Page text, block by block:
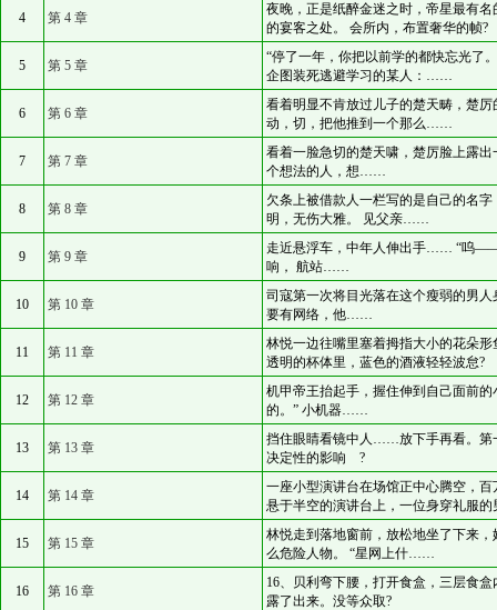
4 第 4 章
夜晚，正是纸醉金迷之时，帝星最有
的宴客之处。 会所内，布置奢华的帧?
5 第 5 章
“停了一年，你把以前学的都快忘光了
企图装死逃避学习的某人：……
6 第 6 章
看着明显不肯放过儿子的楚天畴，楚
动，切，把他推到一个那么……
7 第 7 章
看着一脸急切的楚天啸，楚厉脸上露
个想法的人，想……
8 第 8 章
欠条上被借款人一栏写的是自己的名
明，无伤大雅。 见父亲……
9 第 9 章
走近悬浮车，中年人伸出手…… “呜
响， 航站……
10 第 10 章
司寇第一次将目光落在这个瘦弱的男人
要有网络，他……
11 第 11 章
林悦一边往嘴里塞着拇指大小的花朵
透明的杯体里，蓝色的酒液轻轻波怠?
12 第 12 章
机甲帝王抬起手，握住伸到自己面前
的。” 小机器……
13 第 13 章
挡住眼睛看镜中人……放下手再看。第
决定性的影响 ?
14 第 14 章
一座小型演讲台在场馆正中心腾空，
悬于半空的演讲台上，一位身穿礼服的
15 第 15 章
林悦走到落地窗前，放松地坐了下来
么危险人物。 “星网上什……
16 第 16 章
16、贝利弯下腰，打开食盒，三层食
露了出来。没等众取?